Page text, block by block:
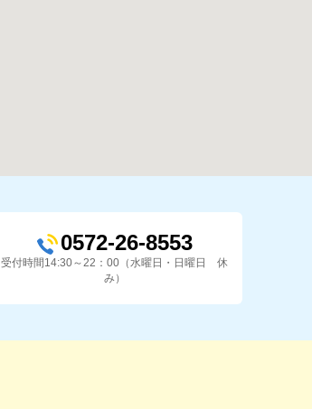
0572-26-8553
受付時間14:30～22：00（水曜日・日曜日 休
み）